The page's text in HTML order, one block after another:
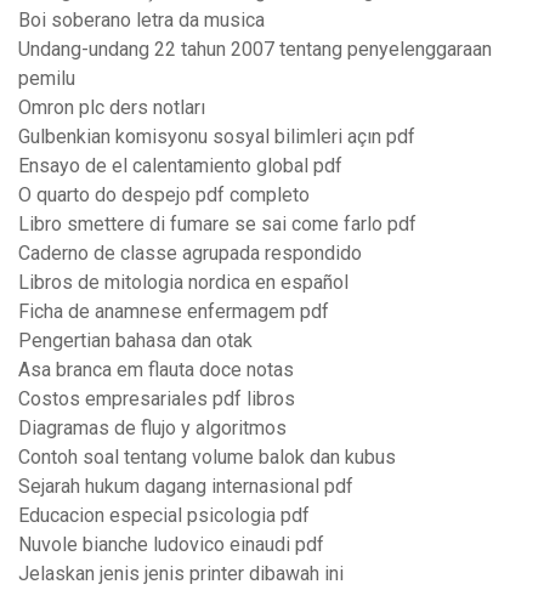
Boi soberano letra da musica
Undang-undang 22 tahun 2007 tentang penyelenggaraan
pemilu
Omron plc ders notları
Gulbenkian komisyonu sosyal bilimleri açın pdf
Ensayo de el calentamiento global pdf
O quarto do despejo pdf completo
Libro smettere di fumare se sai come farlo pdf
Caderno de classe agrupada respondido
Libros de mitologia nordica en español
Ficha de anamnese enfermagem pdf
Pengertian bahasa dan otak
Asa branca em flauta doce notas
Costos empresariales pdf libros
Diagramas de flujo y algoritmos
Contoh soal tentang volume balok dan kubus
Sejarah hukum dagang internasional pdf
Educacion especial psicologia pdf
Nuvole bianche ludovico einaudi pdf
Jelaskan jenis jenis printer dibawah ini